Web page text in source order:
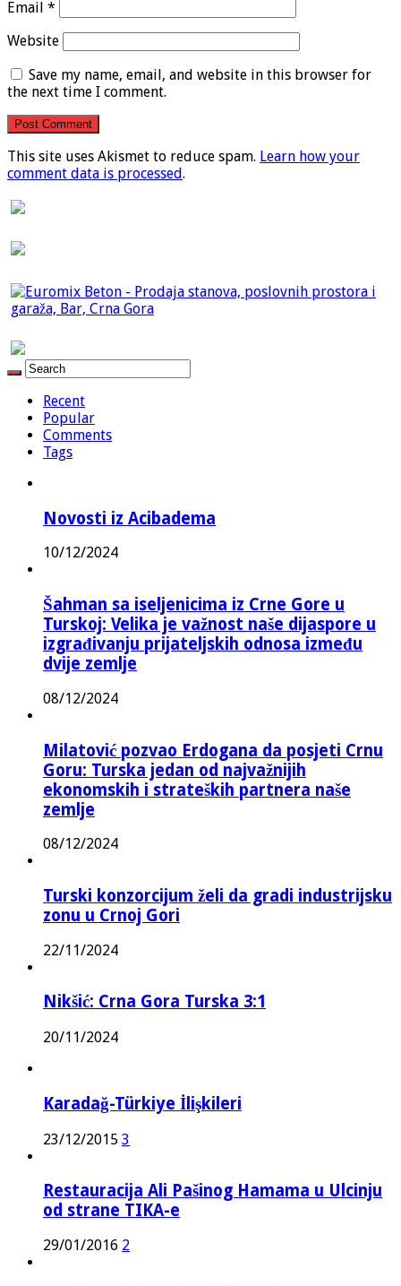
Email *
Website
Save my name, email, and website in this browser for
the next time I comment.
This site uses Akismet to reduce spam. Learn how your
comment data is processed.
Recent
Popular
Comments
Tags
Novosti iz Acibadema
10/12/2024
Šahman sa iseljenicima iz Crne Gore u
Turskoj: Velika je važnost naše dijaspore u
izgrađivanju prijateljskih odnosa između
dvije zemlje
08/12/2024
Milatović pozvao Erdogana da posjeti Crnu
Goru: Turska jedan od najvažnijih
ekonomskih i strateških partnera naše
zemlje
08/12/2024
Turski konzorcijum želi da gradi industrijsku
zonu u Crnoj Gori
22/11/2024
Nikšić: Crna Gora Turska 3:1
20/11/2024
Karadağ-Türkiye İlişkileri
23/12/2015 3
Restauracija Ali Pašinog Hamama u Ulcinju
od strane TIKA-e
29/01/2016 2